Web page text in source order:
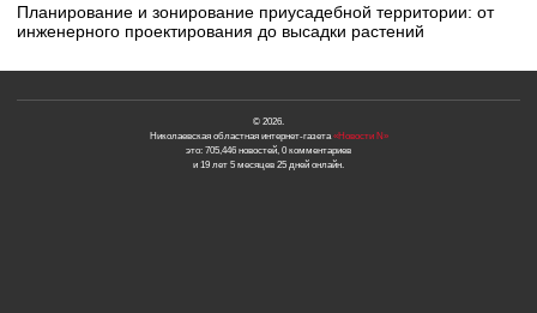
Планирование и зонирование приусадебной территории: от
инженерного проектирования до высадки растений
© 2026.
Николаевская областная интернет-газета«Новости N»
это: 705,446 новостей, 0 комментариев
и 19 лет 5 месяцев 25 дней онлайн.